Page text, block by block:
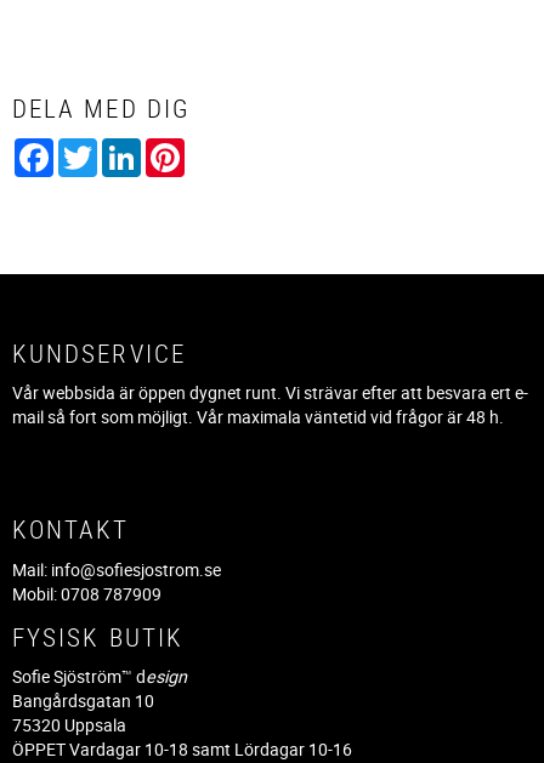
DELA MED DIG
Facebook
TwitterLinkedIn
KUNDSERVICE
Vår webbsida är öppen dygnet runt. Vi strävar efter att besvara ert e-
mail så fort som möjligt. Vår maximala väntetid vid frågor är 48 h.
KONTAKT
Mail: info@sofiesjostrom.se
Mobil: 0708 787909
FYSISK BUTIK
Sofie Sjöström™ design
Bangårdsgatan 10
75320 Uppsala
ÖPPET Vardagar 10-18 samt Lördagar 10-16